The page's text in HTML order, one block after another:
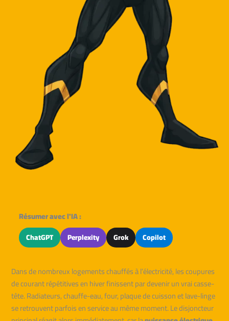
Résumer avec l'IA :
ChatGPT Perplexity Grok Copilot
Dans de nombreux logements chauffés à l’électricité, les coupures
de courant répétitives en hiver finissent par devenir un vrai casse-
tête. Radiateurs, chauffe-eau, four, plaque de cuisson et lave-linge
se retrouvent parfois en service au même moment. Le disjoncteur